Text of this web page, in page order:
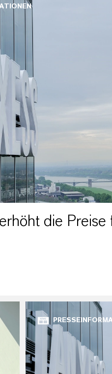
die Preise